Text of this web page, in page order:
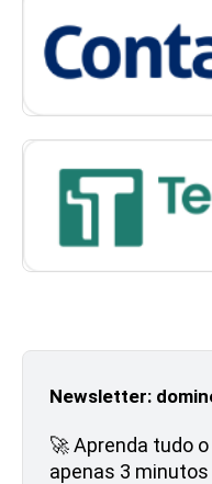
Newsletter:
🚀 Aprenda tudo
apenas 3